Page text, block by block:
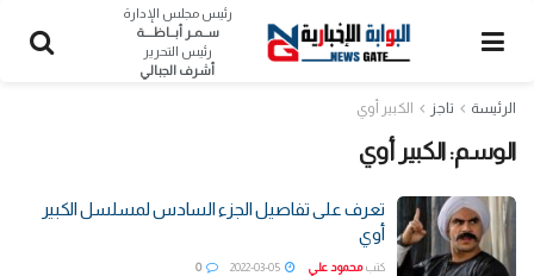
رئيس مجلس الإدارة
ســمـر أبــاظــــة
رئيس التحرير
أشرف الجبالي
الرئيسة تاجز الكبير أوي
الوسم: الكبير أوي
تعرف على تفاصيل الجزء السادس لمسلسل الكبير
أوي
كتب محمود علي 0